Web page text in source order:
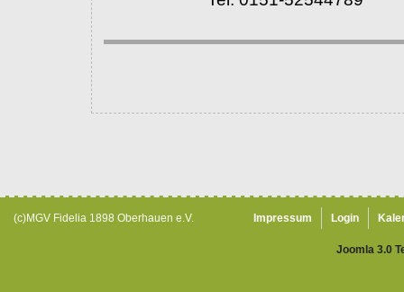
(c)MGV Fidelia 1898 Oberhauen e.V. Impressum Login
Joomla 3.0